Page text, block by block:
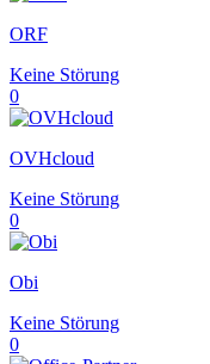
ORF
Keine Störung
0
OVHcloud
Keine Störung
0
Obi
Keine Störung
0